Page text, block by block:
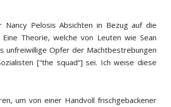
Pelosis Absichten in Bezug auf die
Theorie, welche von Leuten wie Sean
unfreiwillige Opfer der Machtbestrebungen
[“the squad“] sei. Ich weise diese
um von einer Handvoll frischgebackener